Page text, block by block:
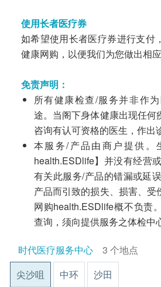
使用长者医疗券
如希望使用长者医疗券进行支付
健康网购，以便我们为您做出相应
免责声明：
所有健康检查/服务并非作
途。当阁下身体健康出现任何
咨询有认可资格的医生，作出
本服务/产品由商户提供。
health.ESDlife】并没有经营
有关此服务/产品的错漏或延
产品而引致的损失、损害、受
网购health.ESDlife概不负责
查询，须向提供服务之体检中
时代医疗服务中心
3 个地点
尖沙咀
中环 沙田